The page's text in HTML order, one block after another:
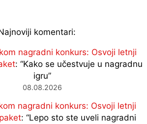
komentari:
nagradni konkurs: Osvoji letnji
: “Kako se učestvuje u nagradnu
igru”
08.08.2026
nagradni konkurs: Osvoji letnji
: “Lepo sto ste uveli nagradni